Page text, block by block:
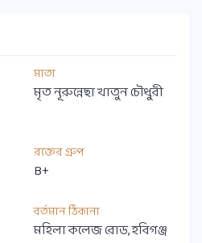
মাতা
মৃত নূরুন্নেছা খাতুন চৌধুরী
রক্তের গ্রুপ
B+
বর্তমান ঠিকানা
মহিলা কলেজ রোড, হবিগঞ্জ